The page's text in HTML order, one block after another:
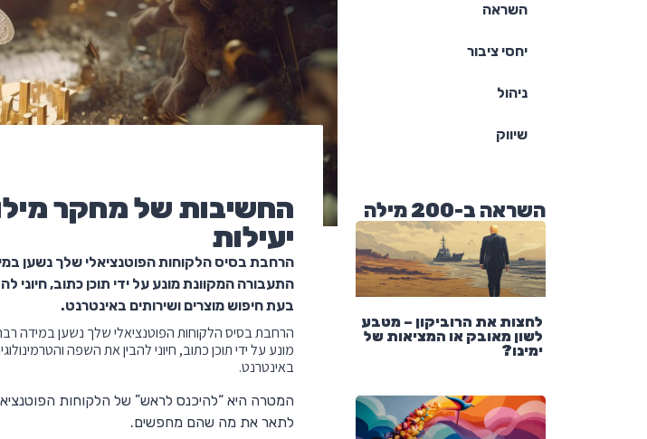
החשיבות של מחקר
יעילות
הרחבת בסיס הלקוחות הפוטנציאלי שלך נשען
התעבורה המקוונת מונע על ידי תוכן כתוב,
בעת חיפוש מוצרים ושירותים באינטרנט.
הרחבת בסיס הלקוחות הפוטנציאלי שלך נשען במידה
מונע על ידי תוכן כתוב, חיוני להבין את השפה
באינטרנט.
המטרה היא “להיכנס לראש” של הלקוחות
לתאר את מה שהם מחפשים.
השראה
יחסי ציבור
ניהול
שיווק
השראה ב-200 מילה
לחצות את הרוביקון – מטבע
לשון מאובק או המציאות של
ימינו?